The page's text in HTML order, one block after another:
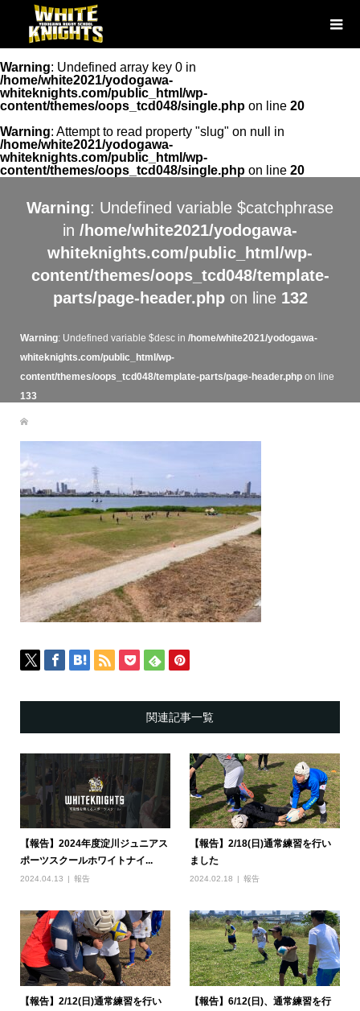
Warning: Undefined array key 0 in
/home/white2021/yodogawa-
whiteknights.com/public_html/wp-
content/themes/oops_tcd048/single.php on line 20
Warning: Attempt to read property "slug" on null in
/home/white2021/yodogawa-
whiteknights.com/public_html/wp-
content/themes/oops_tcd048/single.php on line 20
Warning: Undefined variable $catchphrase
in /home/white2021/yodogawa-
whiteknights.com/public_html/wp-
content/themes/oops_tcd048/template-
parts/page-header.phpon line 132
Warning: Undefined variable $desc in /home/white2021/yodogawa-
whiteknights.com/public_html/wp-
content/themes/oops_tcd048/template-parts/page-header.phpon line
133
関連記事一覧
【報告】2024年度淀川ジュニアス
ポーツスクールホワイトナイ...
2024.04.13 報告
【報告】2/18(日)通常練習を行い
ました
2024.02.18 報告
【報告】2/12(日)通常練習を行い
【報告】6/12(日)、通常練習を行